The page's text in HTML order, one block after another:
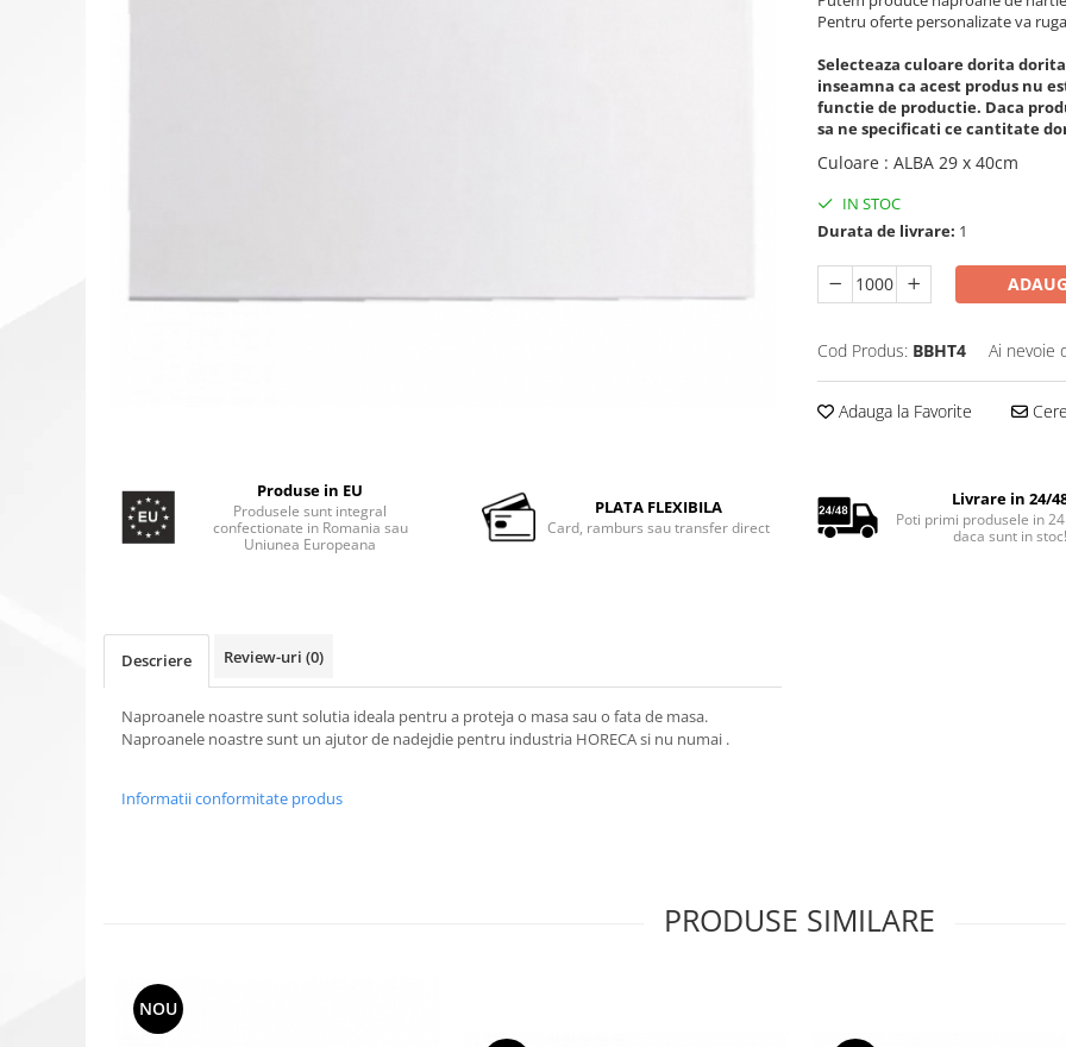
Pentru oferte personalizate va
Selecteaza culoare dorita
inseamna ca acest produs nu
functie de productie. Daca
sa ne specificati ce cantitate
Culoare : ALBA 29 x 40cm
IN STOC
Durata de livrare: 1
Cod Produs: BBHT4 Ai nevoie
Adauga la Favorite
Produse in EU
Produsele sunt integral
confectionate in Romania sau
Uniunea Europeana
PLATA FLEXIBILA
Card, ramburs sau transfer direct
Livrare in 24/
Poti primi produsele in
daca sunt in stoc!
Descriere Review-uri (0)
Naproanele noastre sunt solutia ideala pentru a proteja o masa sau o fata de masa.
Naproanele noastre sunt un ajutor de nadejdie pentru industria HORECA si nu numai .
Informatii conformitate produs
PRODUSE SIMILARE
NOU